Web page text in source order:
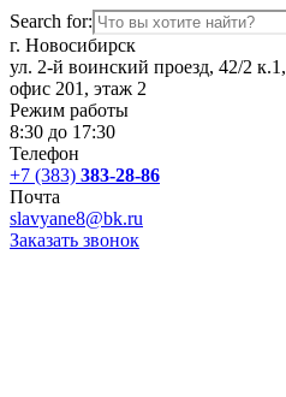
Search for:
г. Новосибирск
ул. 2-й воинский проезд, 42/2 к.1,
офис 201, этаж 2
Режим работы
8:30 до 17:30
Телефон
+7 (383) 383-28-86
Почта
slavyane8@bk.ru
Заказать звонок